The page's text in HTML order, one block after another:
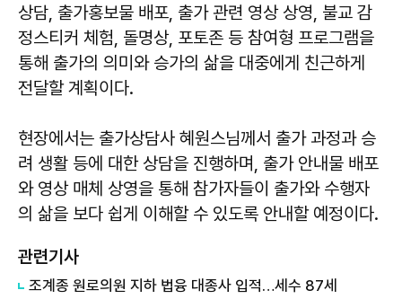
상담, 출가홍보물 배포, 출가 관련 영상 상영, 불교 감
정스티커 체험, 돌명상, 포토존 등 참여형 프로그램을
통해 출가의 의미와 승가의 삶을 대중에게 친근하게
전달할 계획이다.
현장에서는 출가상담사 혜원스님께서 출가 과정과 승
려 생활 등에 대한 상담을 진행하며, 출가 안내물 배포
와 영상 매체 상영을 통해 참가자들이 출가와 수행자
의 삶을 보다 쉽게 이해할 수 있도록 안내할 예정이다.
관련기사
조계종 원로의원 지하 법융 대종사 입적…세수 87세